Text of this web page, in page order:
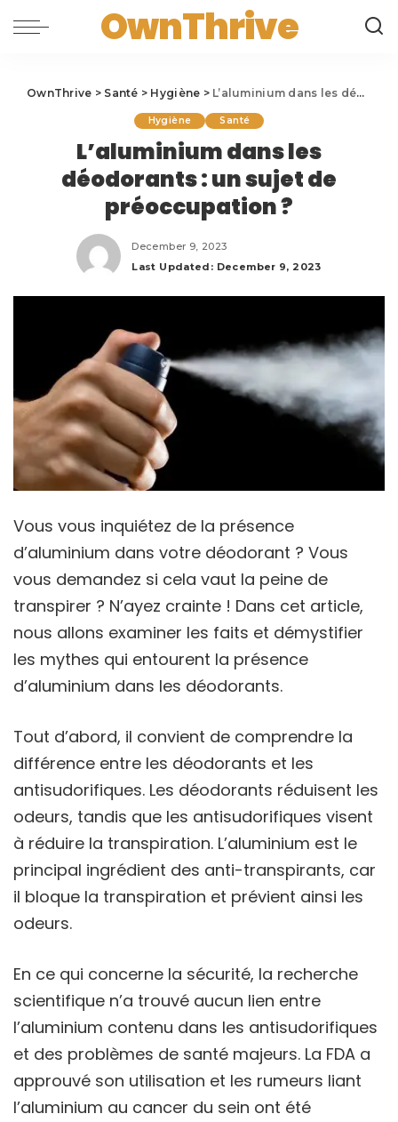
OwnThrive
OwnThrive > Santé > Hygiène > L’aluminium dans les déodorants : un sujet de préoccupation ?
Hygiène Santé
L’aluminium dans les
déodorants : un sujet de
préoccupation ?
December 9, 2023
Last Updated: December 9, 2023
Vous vous inquiétez de la présence
d’aluminium dans votre déodorant ? Vous
vous demandez si cela vaut la peine de
transpirer ? N’ayez crainte ! Dans cet article,
nous allons examiner les faits et démystifier
les mythes qui entourent la présence
d’aluminium dans les déodorants.
Tout d’abord, il convient de comprendre la
différence entre les déodorants et les
antisudorifiques. Les déodorants réduisent les
odeurs, tandis que les antisudorifiques visent
à réduire la transpiration. L’aluminium est le
principal ingrédient des anti-transpirants, car
il bloque la transpiration et prévient ainsi les
odeurs.
En ce qui concerne la sécurité, la recherche
scientifique n’a trouvé aucun lien entre
l’aluminium contenu dans les antisudorifiques
et des problèmes de santé majeurs. La FDA a
approuvé son utilisation et les rumeurs liant
l’aluminium au cancer du sein ont été